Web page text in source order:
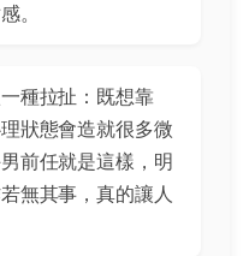
。
種拉扯：既想靠
狀態會造就很多微
前任就是這樣，明
無其事，真的讓人